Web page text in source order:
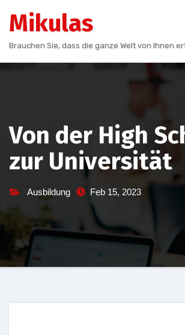
content
Mikulas
Brauchen Sie, dass die ganze Welt von Ihnen
Von der High
zur Universität
Ausbildung Feb 15, 2023